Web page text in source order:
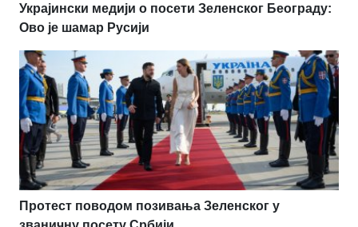
Украјински медији о посети Зеленског Београду:
Ово је шамар Русији
Протест поводом позивања Зеленског у